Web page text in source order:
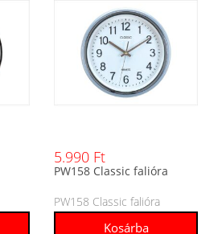
5.990 Ft
PW158 Classic falióra
PW158 Classic falióra